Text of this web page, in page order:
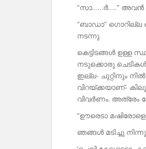
“സാ……ർ…..” അവൻ
“ബാഡാ” ഗൊറില്ല
നടന്നു.
കെട്ടിടങ്ങൾ ഉള്ള
നടുക്കൊരു ചെടികൾ
ഇല്ല- ചുറ്റിനും
വിറയ്ക്കയാണ്-
വിവർണം. അത്രേം
“ഊരെടാ
ഞങ്ങൾ മടിച്ചു